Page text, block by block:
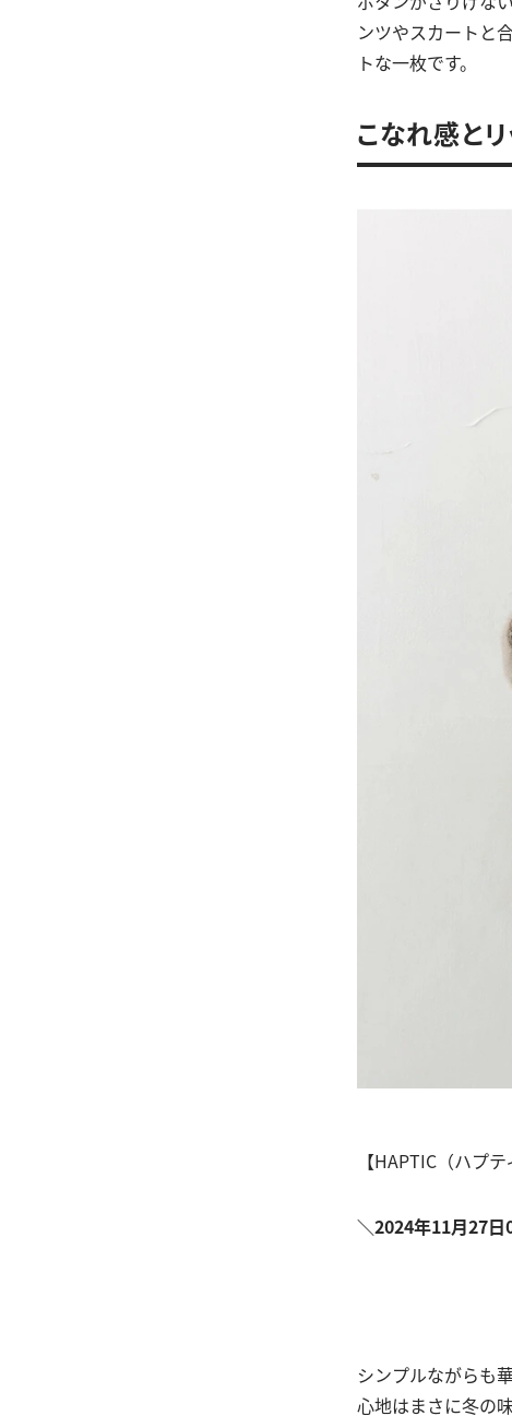
ンツやスカートと
トな一枚です。
こなれ感と
【HAPTIC（ハプテ
＼2024年11月27
シンプルながらも
心地はまさに冬の